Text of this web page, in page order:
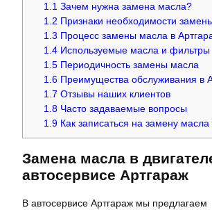
1.1 Зачем нужна замена масла?
1.2 Признаки необходимости
1.3 Процесс замены масла в
1.4 Используемые масла и фильтры
1.5 Периодичность замены масла
1.6 Преимущества обслуживания в
1.7 Отзывы наших клиентов
1.8 Часто задаваемые вопросы
1.9 Как записаться на замену
Замена масла в
автосервисе Артгараж
В автосервисе Артгараж мы предлагаем